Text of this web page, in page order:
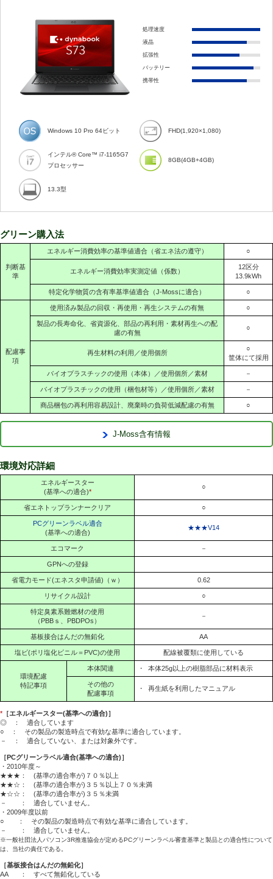
処理速度
液晶
拡張性
バッテリー
携帯性
Windows 10 Pro 64ビット
インテル® Core™ i7-1165G7
プロセッサー
13.3型
FHD(1,920×1,080)
8GB(4GB+4GB)
グリーン購入法
判断基
準
エネルギー消費効率の基準値適合（省エネ法の遵守） ○
エネルギー消費効率実測定値（係数）
12区分
13.9kWh
特定化学物質の含有率基準値適合（J-Mossに適合） ○
配慮事
項
使用済み製品の回収・再使用・再生システムの有無 ○
製品の長寿命化、省資源化、部品の再利用・素材再生への配
慮の有無
○
再生材料の利用／使用個所
○
筐体にて採用
バイオプラスチックの使用（本体）／使用個所／素材 －
バイオプラスチックの使用（梱包材等）／使用個所／素材 －
商品梱包の再利用容易設計、廃棄時の負荷低減配慮の有無 ○
J-Moss含有情報
環境対応詳細
エネルギースター
(基準への適合)*
○
省エネトップランナークリア ○
PCグリーンラベル適合
(基準への適合)
★★★V14
エコマーク －
GPNへの登録
省電力モード(エネスタ申請値)（ｗ） 0.62
リサイクル設計 ○
特定臭素系難燃材の使用
（PBBｓ、PBDPOs）
－
基板接合はんだの無鉛化 AA
塩ビ(ポリ塩化ビニル＝PVC)の使用 配線被覆類に使用している
環境配慮
特記事項
本体関連 ・ 本体25g以上の樹脂部品に材料表示
その他の
配慮事項
・ 再生紙を利用したマニュアル
* ［エネルギースター(基準への適合)］
◎ ： 適合しています
○ ： その製品の製造時点で有効な基準に適合しています。
－ ： 適合していない、または対象外です。
［PCグリーンラベル適合(基準への適合)］
・2010年度～
★★★： (基準の適合率が)７０％以上
★★☆： (基準の適合率が)３５％以上７０％未満
★☆☆： (基準の適合率が)３５％未満
－ ： 適合していません。
・2009年度以前
○ ： その製品の製造時点で有効な基準に適合しています。
－ ： 適合していません。
※一般社団法人パソコン3R推進協会が定めるPCグリーンラベル審査基準と製品との適合性について
は、当社の責任である。
［基板接合はんだの無鉛化］
AA
： すべて無鉛化している